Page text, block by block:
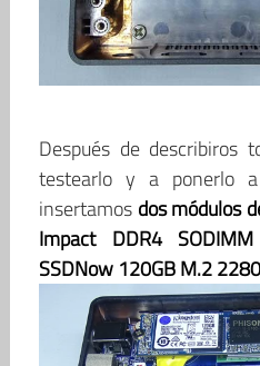
Después de describiros
testearlo y a ponerlo
insertamos dos módulos
Impact DDR4 SODIMM
SSDNow 120GB M.2